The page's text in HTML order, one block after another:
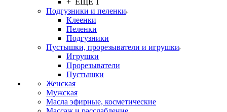
+ ЕЩЕ 1
Подгузники и пеленки
Клеенки
Пеленки
Подгузники
Пустышки, прорезыватели и игрушки
Игрушки
Прорезыватели
Пустышки
Женская
Мужская
Масла эфирные, косметические